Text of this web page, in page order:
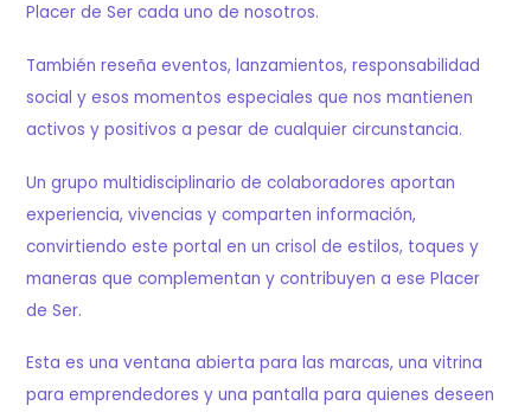
Placer de Ser cada uno de nosotros.
También reseña eventos, lanzamientos, responsabilidad
social y esos momentos especiales que nos mantienen
activos y positivos a pesar de cualquier circunstancia.
Un grupo multidisciplinario de colaboradores aportan
experiencia, vivencias y comparten información,
convirtiendo este portal en un crisol de estilos, toques y
maneras que complementan y contribuyen a ese Placer
de Ser.
Esta es una ventana abierta para las marcas, una vitrina
para emprendedores y una pantalla para quienes deseen